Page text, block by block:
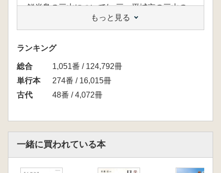
鮮半島の三山について/ 三 平城京の三山の
見立て/ 四 平城京の三山の私案
第2章 今井晃樹 平城宮のモデルは唐長安城
か?
はじめに/ 一 平城京と唐長安城/ 二 平城
宮と大明宮の類似点/ 三 大極殿院と含元殿
院の共通性/ 四 平城宮松林苑は大明宮北半
部に相当するか/ 五 遣唐使が入手した大明
二 なぜ東に張り出すのか?/ 三 平城宮はい
もっと見る
ランキング
総合
1,051番 / 124,792冊
単行本
274番 / 16,015冊
古代
48番 / 4,072冊
一緒に買われている本